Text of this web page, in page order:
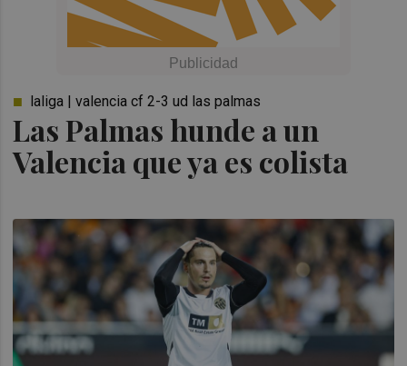
Las Palmas hunde a un
Valencia que ya es colista
laliga | valencia cf 2-3 ud las palmas